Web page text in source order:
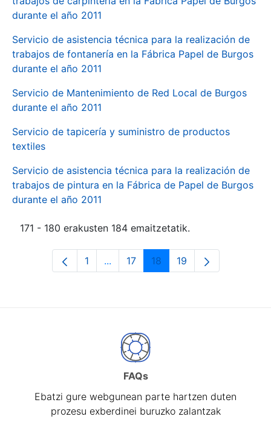
durante el año 2011
Servicio de asistencia técnica para la realización de
trabajos de fontanería en la Fábrica Papel de Burgos
durante el año 2011
Servicio de Mantenimiento de Red Local de Burgos
durante el año 2011
Servicio de tapicería y suministro de productos
textiles
Servicio de asistencia técnica para la realización de
trabajos de pintura en la Fábrica de Papel de Burgos
durante el año 2011
171 - 180 erakusten 184 emaitzetatik.
Orrialdea
1 ...Intermediate Pages Use TAB to
Orrialdea
17 Orrialdea
18 Orrialdea
19
FAQs
Ebatzi gure webgunean parte hartzen duten
prozesu exberdinei buruzko zalantzak